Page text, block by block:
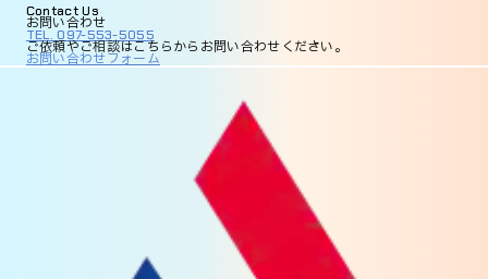
ContactUs
お問い合わせ
TEL. 097-553-5055
ご依頼やご相談はこちらからお問い合わせください。
お問い合わせフォーム